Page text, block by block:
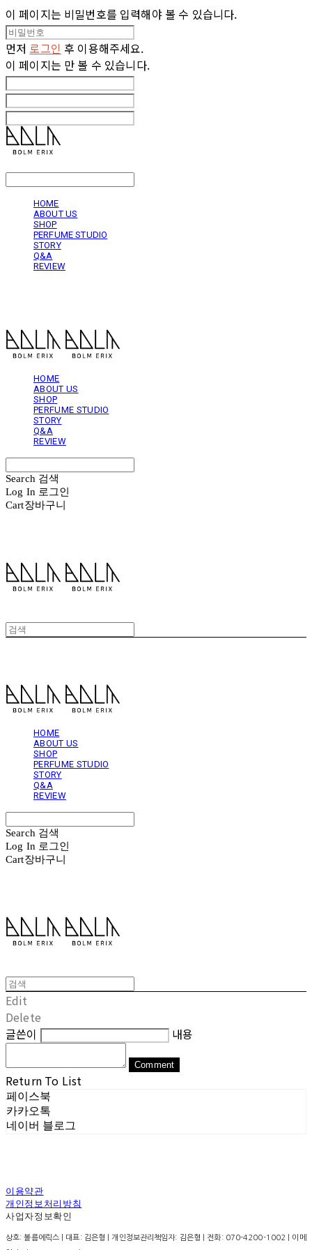
이 페이지는 비밀번호를 입력해야 볼 수 있습니다.
먼저 로그인 후 이용해주세요.
이 페이지는 만 볼 수 있습니다.
HOME
ABOUT US
SHOP
PERFUME STUDIO
STORY
Q&A
REVIEW
HOME
ABOUT US
SHOP
PERFUME STUDIO
STORY
Q&A
REVIEW
Search 검색
Log In 로그인
Cart장바구니
HOME
ABOUT US
SHOP
PERFUME STUDIO
STORY
Q&A
REVIEW
Search 검색
Log In 로그인
Cart장바구니
Edit
Delete
글쓴이
내용
Comment
Return To List
페이스북
카카오톡
네이버 블로그
이용약관
개인정보처리방침
사업자정보확인
상호: 볼름에릭스 | 대표: 김은형 | 개인정보관리책임자: 김은형 | 전화: 070-4200-1002 | 이메